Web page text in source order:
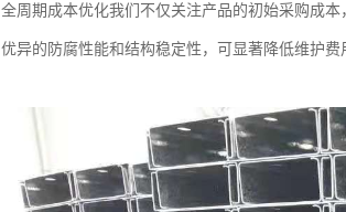
全周期成本优化我们不仅关注产品的初始采购成本
优异的防腐性能和结构稳定性，可显著降低维护费